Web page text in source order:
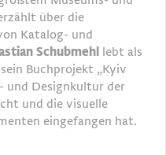
über die
Katalog- und
Schubmehl lebt als
Buchprojekt „Kyiv
und Designkultur der
und die visuelle
eingefangen hat.